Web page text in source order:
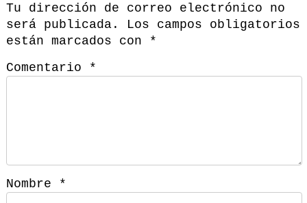
Tu dirección de correo electrónico no
será publicada.
Los campos obligatorios
están marcados con
*
Comentario
*
Nombre *